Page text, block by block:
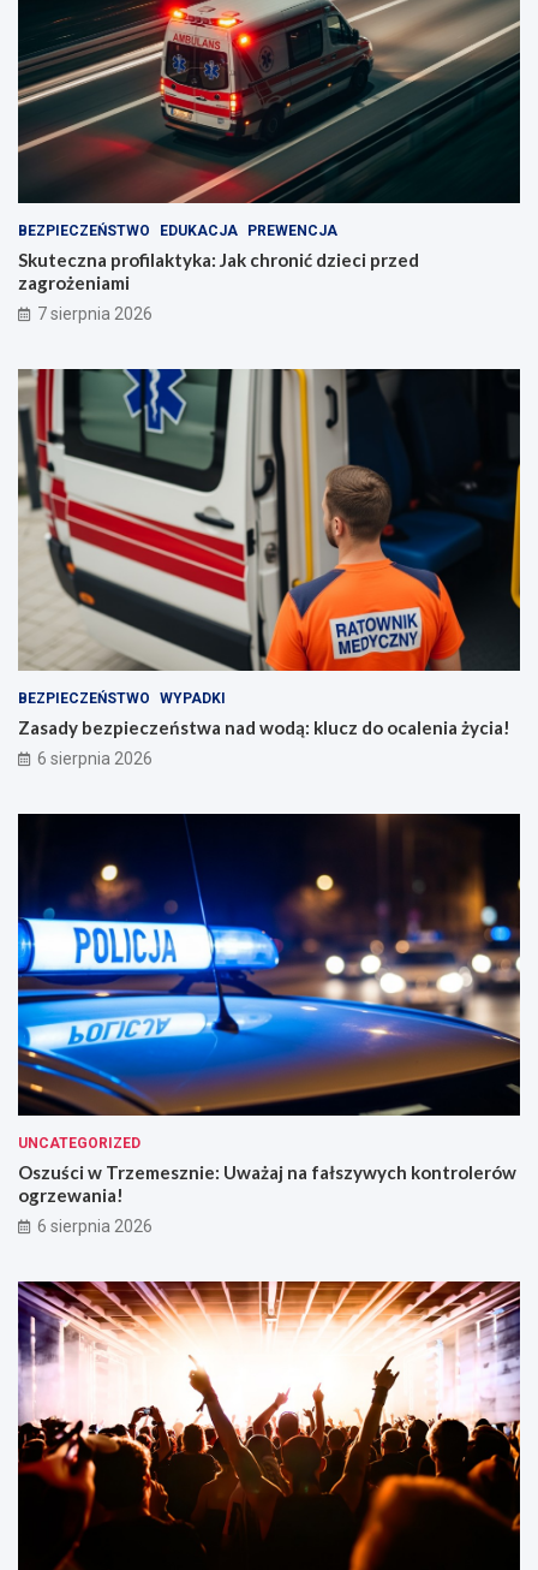
BEZPIECZEŃSTWO EDUKACJA PREWENCJA
Skuteczna profilaktyka: Jak chronić dzieci przed
zagrożeniami
7 sierpnia 2026
BEZPIECZEŃSTWO WYPADKI
Zasady bezpieczeństwa nad wodą: klucz do ocalenia życia!
6 sierpnia 2026
UNCATEGORIZED
Oszuści w Trzemesznie: Uważaj na fałszywych kontrolerów
ogrzewania!
6 sierpnia 2026